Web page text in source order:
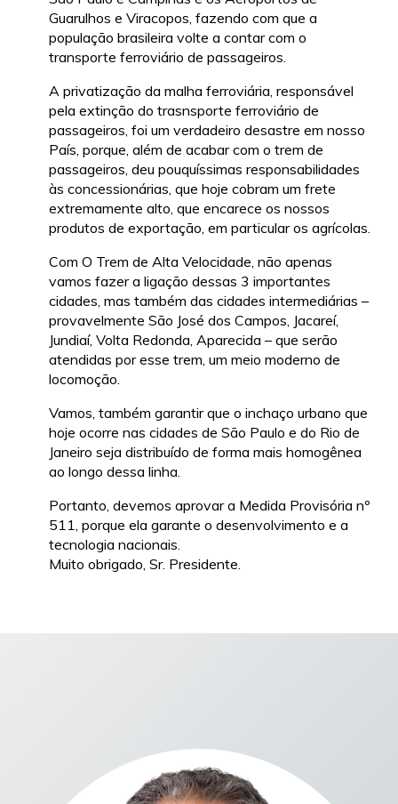
Guarulhos e Viracopos, fazendo com que a
população brasileira volte a contar com o
transporte ferroviário de passageiros.
A privatização da malha ferroviária, responsável
pela extinção do trasnsporte ferroviário de
passageiros, foi um verdadeiro desastre em nosso
País, porque, além de acabar com o trem de
passageiros, deu pouquíssimas responsabilidades
às concessionárias, que hoje cobram um frete
extremamente alto, que encarece os nossos
produtos de exportação, em particular os agrícolas.
Com O Trem de Alta Velocidade, não apenas
vamos fazer a ligação dessas 3 importantes
cidades, mas também das cidades intermediárias –
provavelmente São José dos Campos, Jacareí,
Jundiaí, Volta Redonda, Aparecida – que serão
atendidas por esse trem, um meio moderno de
locomoção.
Vamos, também garantir que o inchaço urbano que
hoje ocorre nas cidades de São Paulo e do Rio de
Janeiro seja distribuído de forma mais homogênea
ao longo dessa linha.
Portanto, devemos aprovar a Medida Provisória nº
511, porque ela garante o desenvolvimento e a
tecnologia nacionais.
Muito obrigado, Sr. Presidente.